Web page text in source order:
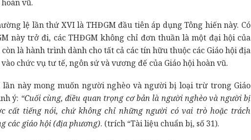
vũ.
lệ lần thứ XVI là THĐGM đầu tiên áp dụng Tông hiến này. Có
này trở đi, các THĐGM không chỉ đơn thuần là một đại hội của
còn là hành trình dành cho tất cả các tín hữu thuộc các Giáo hội địa
chức vụ tư tế, ngôn sứ và vương đế của Giáo hội hoàn vũ.
lần này mong muốn người nghèo và người bị loại trừ trong Giáo
ý: “Cuối cùng, điều quan trọng cơ bản là người nghèo và người bị
cất tiếng nói, chứ không chỉ những người có vai trò hoặc trách
các giáo hội (địa phương). (trích “Tài liệu chuẩn bị, số 31).